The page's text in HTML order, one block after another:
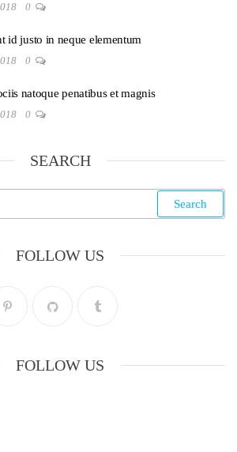
0
id justo in neque elementum
0
natoque penatibus et magnis
0
SEARCH
FOLLOW US
FOLLOW US